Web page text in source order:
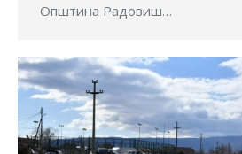
Општина Радовиш…